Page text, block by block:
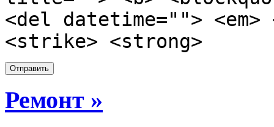
<del datetime="">
<strike> <strong>
Ремонт »